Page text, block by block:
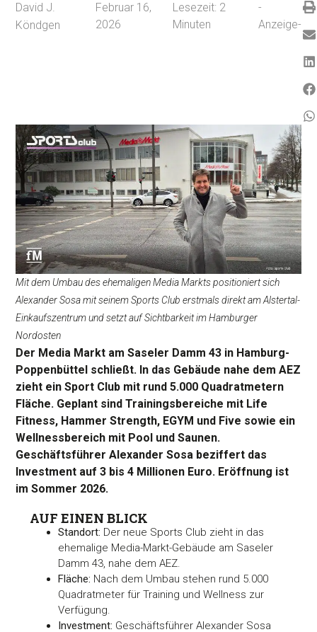
David J.
Köndgen
Februar 16,
2026
Lesezeit: 2
Minuten
-
Anzeige-
Mit dem Umbau des ehemaligen Media Markts positioniert sich
Alexander Sosa mit seinem Sports Club erstmals direkt am Alstertal-
Einkaufszentrum und setzt auf Sichtbarkeit im Hamburger
Nordosten
Der Media Markt am Saseler Damm 43 in Hamburg-
Poppenbüttel schließt. In das Gebäude nahe dem AEZ
zieht ein Sport Club mit rund 5.000 Quadratmetern
Fläche. Geplant sind Trainingsbereiche mit Life
Fitness, Hammer Strength, EGYM und Five sowie ein
Wellnessbereich mit Pool und Saunen.
Geschäftsführer Alexander Sosa beziffert das
Investment auf 3 bis 4 Millionen Euro. Eröffnung ist
im Sommer 2026.
AUF EINEN BLICK
Standort: Der neue Sports Club zieht in das
ehemalige Media-Markt-Gebäude am Saseler
Damm 43, nahe dem AEZ.
Fläche: Nach dem Umbau stehen rund 5.000
Quadratmeter für Training und Wellness zur
Verfügung.
Investment: Geschäftsführer Alexander Sosa